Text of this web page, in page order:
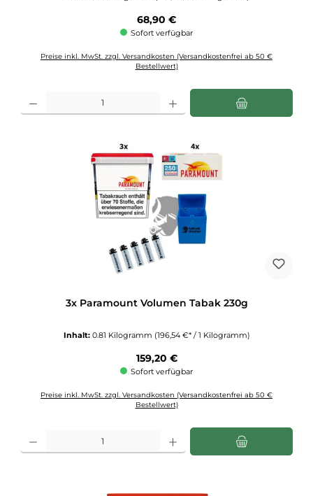
Regulärer Preis:
68,90 €
Sofort verfügbar
Preise inkl. MwSt. zzgl. Versandkosten (Versandkostenfrei ab 50 €
Bestellwert)
3x Paramount Volumen Tabak 230g
Inhalt: 0.81 Kilogramm (196,54 €* / 1 Kilogramm)
Regulärer Preis:
159,20 €
Sofort verfügbar
Preise inkl. MwSt. zzgl. Versandkosten (Versandkostenfrei ab 50 €
Bestellwert)
Produkt Anzahl: Gib den gewünschten Wert ein oder benutze die Schaltflächen